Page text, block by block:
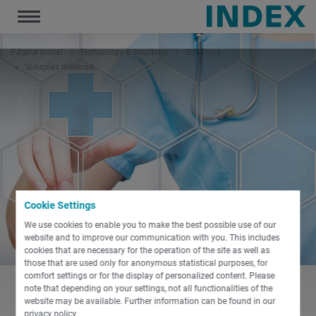
Cookie Settings
We use cookies to enable you to make the best possible use of our
website and to improve our communication with you. This includes
cookies that are necessary for the operation of the site as well as
those that are used only for anonymous statistical purposes, for
comfort settings or for the display of personalized content. Please
note that depending on your settings, not all functionalities of the
website may be available. Further information can be found in our
privacy policy.
Toggle
Soluções médicas